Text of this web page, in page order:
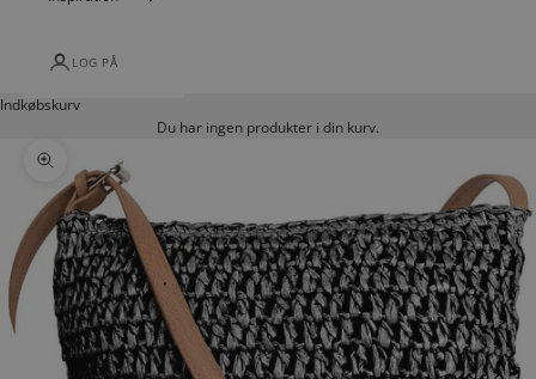
LOG PÅ
Indkøbskurv
Du har ingen produkter i din kurv.
Zoom